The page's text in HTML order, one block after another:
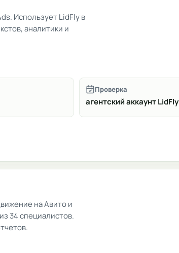
Использует LidFly в
аналитики и
Проверка
агентский аккаунт LidFly
на Авито и
34 специалистов.